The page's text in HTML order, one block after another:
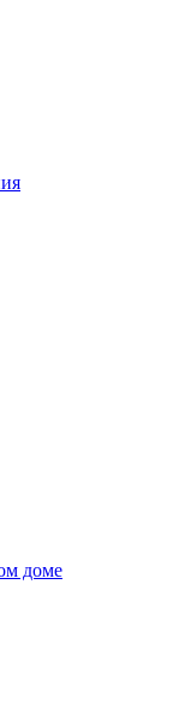
доме